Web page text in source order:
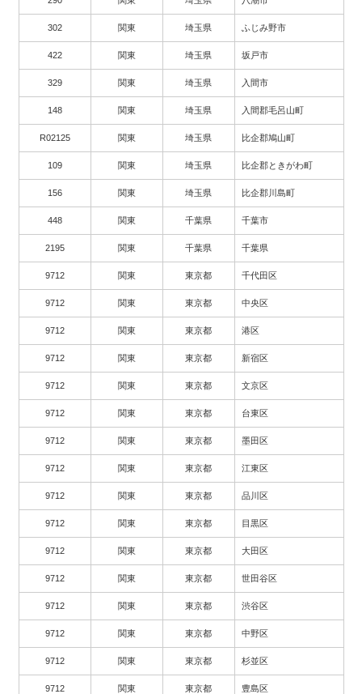
302 関東 埼玉県 ふじみ野市
422 関東 埼玉県 坂戸市
329 関東 埼玉県 入間市
148 関東 埼玉県 入間郡毛呂山町
R02125 関東 埼玉県 比企郡鳩山町
109 関東 埼玉県 比企郡ときがわ町
156 関東 埼玉県 比企郡川島町
448 関東 千葉県 千葉市
2195 関東 千葉県 千葉県
9712 関東 東京都 千代田区
9712 関東 東京都 中央区
9712 関東 東京都 港区
9712 関東 東京都 新宿区
9712 関東 東京都 文京区
9712 関東 東京都 台東区
9712 関東 東京都 墨田区
9712 関東 東京都 江東区
9712 関東 東京都 品川区
9712 関東 東京都 目黒区
9712 関東 東京都 大田区
9712 関東 東京都 世田谷区
9712 関東 東京都 渋谷区
9712 関東 東京都 中野区
9712 関東 東京都 杉並区
9712 関東 東京都 豊島区